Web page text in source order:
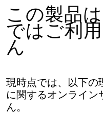
この製品
ではご利
ん
現時点では、以下の
に関するオンライ
ん。